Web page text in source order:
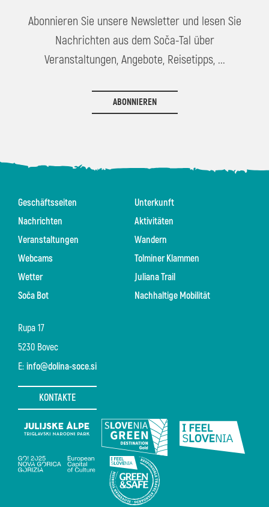
Abonnieren Sie unsere Newsletter und lesen Sie
Nachrichten aus dem Soča-Tal über
Veranstaltungen, Angebote, Reisetipps, ...
ABONNIEREN
Rupa 17
5230 Bovec
E: info@dolina-soce.si
KONTAKTE
Geschäftsseiten
Nachrichten
Veranstaltungen
Webcams
Wetter
Soča Bot
Unterkunft
Aktivitäten
Wandern
Tolminer Klammen
Juliana Trail
Nachhaltige Mobilität